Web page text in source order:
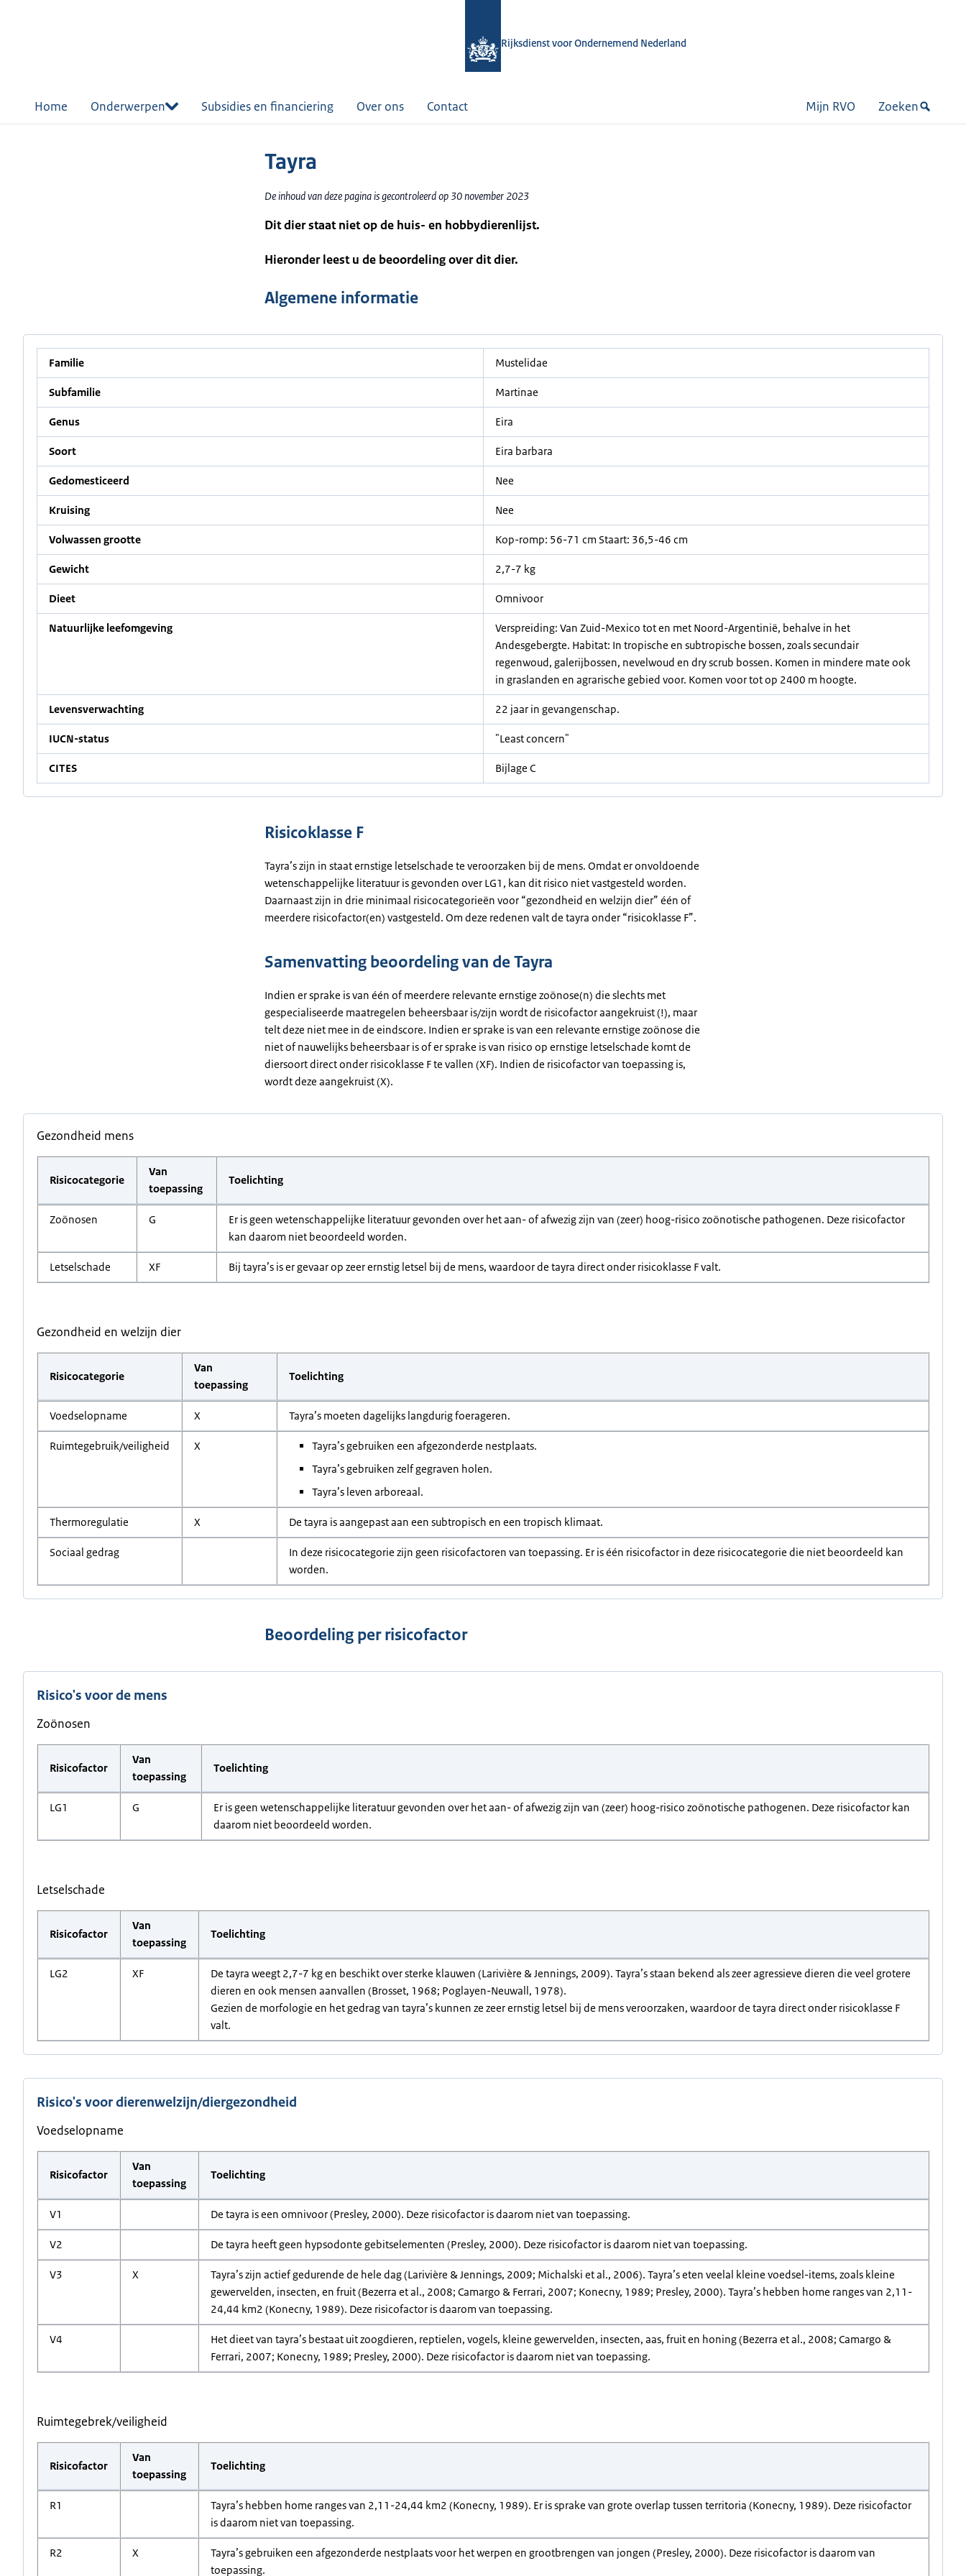
Rijksdienst voor Ondernemend Nederland
Home Onderwerpen Subsidies en financiering Over ons Contact Mijn RVO Zoeken
Tayra
De inhoud van deze pagina is gecontroleerd op 30 november 2023
Dit dier staat niet op de huis- en hobbydierenlijst.
Hieronder leest u de beoordeling over dit dier.
Algemene informatie
Familie Mustelidae
Subfamilie Martinae
Genus Eira
Soort Eira barbara
Gedomesticeerd Nee
Kruising Nee
Volwassen grootte Kop-romp: 56-71 cm Staart: 36,5-46 cm
Gewicht 2,7-7 kg
Dieet Omnivoor
Natuurlijke leefomgeving
Verspreiding: Van Zuid-Mexico tot en met Noord-Argentinië, behalve in het
Andesgebergte. Habitat: In tropische en subtropische bossen, zoals secundair
regenwoud, galerijbossen, nevelwoud en dry scrub bossen. Komen in mindere mate ook
in graslanden en agrarische gebied voor. Komen voor tot op 2400 m hoogte.
Levensverwachting 22 jaar in gevangenschap.
IUCN-status "Least concern"
CITES Bijlage C
Risicoklasse F
Tayra’s zijn in staat ernstige letselschade te veroorzaken bij de mens. Omdat er onvoldoende
wetenschappelijke literatuur is gevonden over LG1, kan dit risico niet vastgesteld worden.
Daarnaast zijn in drie minimaal risicocategorieën voor “gezondheid en welzijn dier” één of
meerdere risicofactor(en) vastgesteld. Om deze redenen valt de tayra onder “risicoklasse F”.
Samenvatting beoordeling van de Tayra
Indien er sprake is van één of meerdere relevante ernstige zoönose(n) die slechts met
gespecialiseerde maatregelen beheersbaar is/zijn wordt de risicofactor aangekruist (!), maar
telt deze niet mee in de eindscore. Indien er sprake is van een relevante ernstige zoönose die
niet of nauwelijks beheersbaar is of er sprake is van risico op ernstige letselschade komt de
diersoort direct onder risicoklasse F te vallen (XF). Indien de risicofactor van toepassing is,
wordt deze aangekruist (X).
Gezondheid mens
Risicocategorie
Van
toepassing
Toelichting
Zoönosen G
Er is geen wetenschappelijke literatuur gevonden over het aan- of afwezig zijn van (zeer) hoog-risico zoönotische pathogenen. Deze risicofactor
kan daarom niet beoordeeld worden.
Letselschade XF Bij tayra’s is er gevaar op zeer ernstig letsel bij de mens, waardoor de tayra direct onder risicoklasse F valt.
Gezondheid en welzijn dier
Risicocategorie
Van
toepassing
Toelichting
Voedselopname X Tayra’s moeten dagelijks langdurig foerageren.
Ruimtegebruik/veiligheid X
Tayra’s gebruiken een afgezonderde nestplaats.
Tayra’s gebruiken zelf gegraven holen.
Tayra’s leven arboreaal.
Thermoregulatie X De tayra is aangepast aan een subtropisch en een tropisch klimaat.
Sociaal gedrag
In deze risicocategorie zijn geen risicofactoren van toepassing. Er is één risicofactor in deze risicocategorie die niet beoordeeld kan
worden.
Beoordeling per risicofactor
Risico's voor de mens
Zoönosen
Risicofactor
Van
toepassing
Toelichting
LG1 G
Er is geen wetenschappelijke literatuur gevonden over het aan- of afwezig zijn van (zeer) hoog-risico zoönotische pathogenen. Deze risicofactor kan
daarom niet beoordeeld worden.
Letselschade
Risicofactor
Van
toepassing
Toelichting
LG2 XF
De tayra weegt 2,7-7 kg en beschikt over sterke klauwen (Larivière & Jennings, 2009). Tayra’s staan bekend als zeer agressieve dieren die veel grotere
dieren en ook mensen aanvallen (Brosset, 1968; Poglayen-Neuwall, 1978).
Gezien de morfologie en het gedrag van tayra’s kunnen ze zeer ernstig letsel bij de mens veroorzaken, waardoor de tayra direct onder risicoklasse F
valt.
Risico's voor dierenwelzijn/diergezondheid
Voedselopname
Risicofactor
Van
toepassing
Toelichting
V1 De tayra is een omnivoor (Presley, 2000). Deze risicofactor is daarom niet van toepassing.
V2 De tayra heeft geen hypsodonte gebitselementen (Presley, 2000). Deze risicofactor is daarom niet van toepassing.
V3 X
Tayra’s zijn actief gedurende de hele dag (Larivière & Jennings, 2009; Michalski et al., 2006). Tayra’s eten veelal kleine voedsel-items, zoals kleine
gewervelden, insecten, en fruit (Bezerra et al., 2008; Camargo & Ferrari, 2007; Konecny, 1989; Presley, 2000). Tayra’s hebben home ranges van 2,11-
24,44 km2 (Konecny, 1989). Deze risicofactor is daarom van toepassing.
V4
Het dieet van tayra’s bestaat uit zoogdieren, reptielen, vogels, kleine gewervelden, insecten, aas, fruit en honing (Bezerra et al., 2008; Camargo &
Ferrari, 2007; Konecny, 1989; Presley, 2000). Deze risicofactor is daarom niet van toepassing.
Ruimtegebrek/veiligheid
Risicofactor
Van
toepassing
Toelichting
R1
Tayra’s hebben home ranges van 2,11-24,44 km2 (Konecny, 1989). Er is sprake van grote overlap tussen territoria (Konecny, 1989). Deze risicofactor
is daarom niet van toepassing.
R2 X
Tayra’s gebruiken een afgezonderde nestplaats voor het werpen en grootbrengen van jongen (Presley, 2000). Deze risicofactor is daarom van
toepassing.